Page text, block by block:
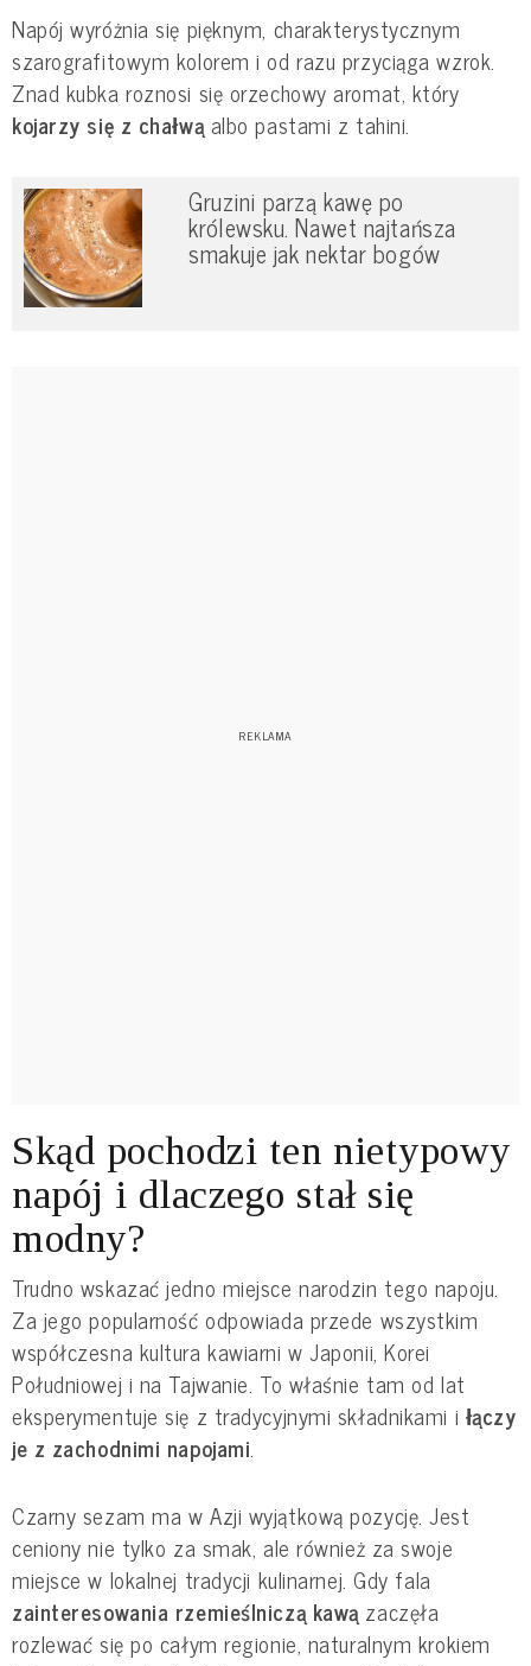
Napój wyróżnia się pięknym, charakterystycznym
szarografitowym kolorem i od razu przyciąga wzrok.
Znad kubka roznosi się orzechowy aromat, który
kojarzy się z chałwą albo pastami z tahini.
Gruzini parzą kawę po
królewsku. Nawet najtańsza
smakuje jak nektar bogów
Skąd pochodzi ten nietypowy
napój i dlaczego stał się
modny?
Trudno wskazać jedno miejsce narodzin tego napoju.
Za jego popularność odpowiada przede wszystkim
współczesna kultura kawiarni w Japonii, Korei
Południowej i na Tajwanie. To właśnie tam od lat
eksperymentuje się z tradycyjnymi składnikami i łączy
je z zachodnimi napojami.
Czarny sezam ma w Azji wyjątkową pozycję. Jest
ceniony nie tylko za smak, ale również za swoje
miejsce w lokalnej tradycji kulinarnej. Gdy fala
zainteresowania rzemieślniczą kawą zaczęła
rozlewać się po całym regionie, naturalnym krokiem